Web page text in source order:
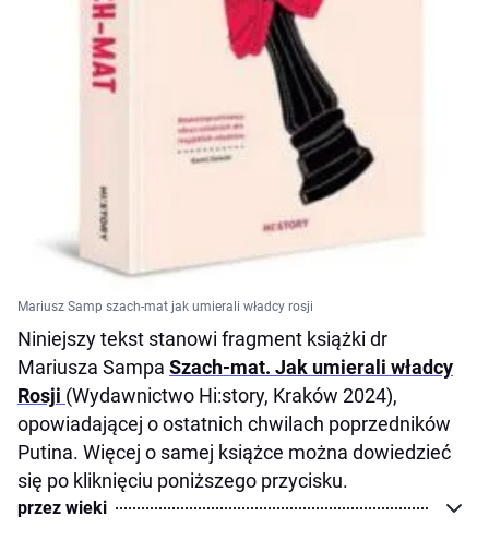
Mariusz Samp szach-mat jak umierali władcy rosji
Niniejszy tekst stanowi fragment książki dr
Mariusza Sampa Szach-mat. Jak umierali władcy
Rosji (Wydawnictwo Hi:story, Kraków 2024),
opowiadającej o ostatnich chwilach poprzedników
Putina. Więcej o samej książce można dowiedzieć
się po kliknięciu poniższego przycisku.
przez wieki